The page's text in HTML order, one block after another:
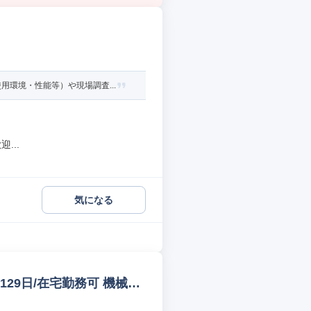
環境・性能等）や現場調査...
...
気になる
日/在宅勤務可 機械生